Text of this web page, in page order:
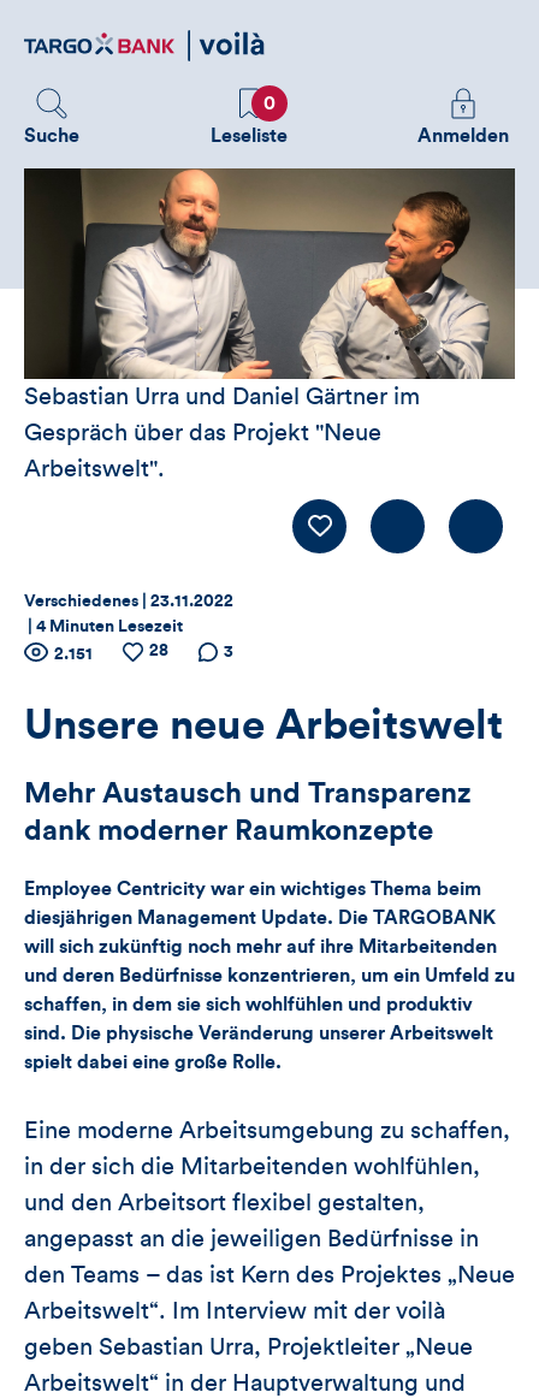
zum
Suche
Favoriten
0
Leseliste
Melden
Sie
um
zusätzliche
zu
sehen
Anmelden
Sebastian Urra und Daniel Gärtner im
Gespräch über das Projekt "Neue
Arbeitswelt".
LIKE Kommentieren
Thema:
Verschiedenes | Datum:
23.11.2022
4 Minuten Lesezeit
Zähler
für
Likes
Kommentare
dieses
Artikels
Anzahl
2.151
Anzahl
28
Anzahl der
3
Unsere neue Arbeitswelt
Mehr Austausch und Transparenz
dank moderner Raumkonzepte
Employee Centricity war ein wichtiges Thema beim
diesjährigen Management Update. Die TARGOBANK
will sich zukünftig noch mehr auf ihre Mitarbeitenden
und deren Bedürfnisse konzentrieren, um ein Umfeld zu
schaffen, in dem sie sich wohlfühlen und produktiv
sind. Die physische Veränderung unserer Arbeitswelt
spielt dabei eine große Rolle.
Eine moderne Arbeitsumgebung zu schaffen,
in der sich die Mitarbeitenden wohlfühlen,
und den Arbeitsort flexibel gestalten,
angepasst an die jeweiligen Bedürfnisse in
den Teams – das ist Kern des Projektes „Neue
Arbeitswelt“. Im Interview mit der voilà
geben Sebastian Urra, Projektleiter „Neue
Arbeitswelt“ in der Hauptverwaltung und